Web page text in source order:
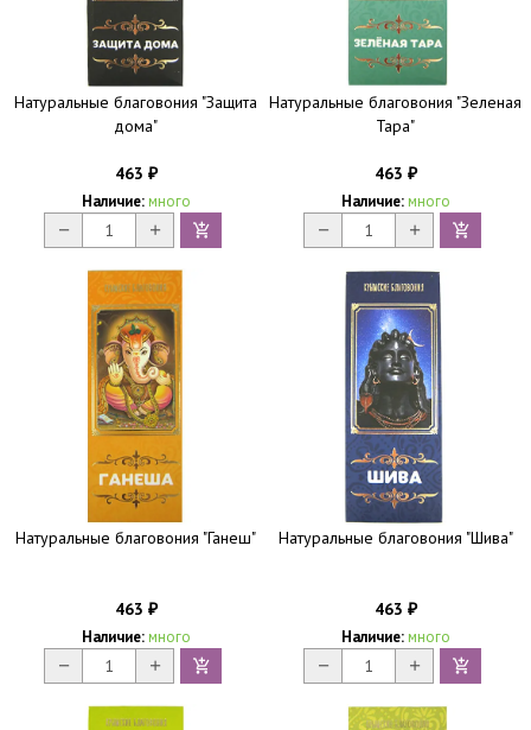
Натуральные благовония "Защита
дома"
463 ₽
Наличие: много
Натуральные благовония "Зеленая
Тара"
463 ₽
Наличие: много
Натуральные благовония "Ганеш"
463 ₽
Наличие: много
Натуральные благовония "Шива"
463 ₽
Наличие: много